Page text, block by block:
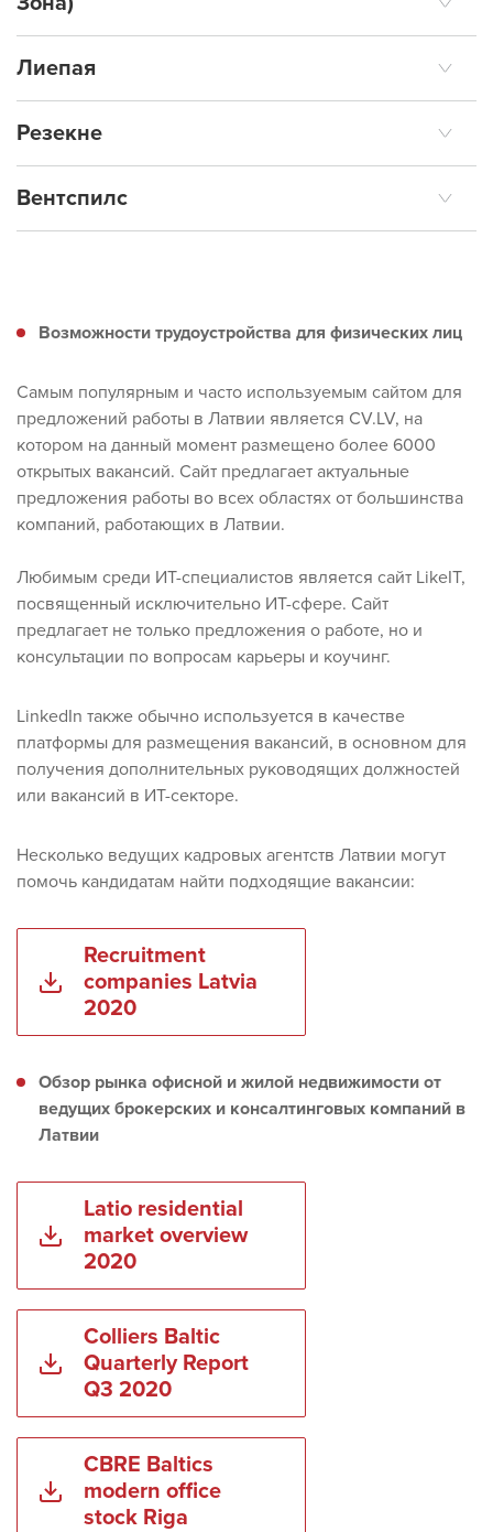
Latgale SEZ ENG
Лиепая
Резекне
Rēzekne City ENG
Rēzekne City RUS
Вентспилс
Возможности трудоустройства для физических лиц
Самым популярным и часто используемым сайтом для
предложений работы в Латвии является CV.LV, на
котором на данный момент размещено более 6000
открытых вакансий. Сайт предлагает актуальные
предложения работы во всех областях от большинства
компаний, работающих в Латвии.
Любимым среди ИТ-специалистов является сайт LikeIT,
посвященный исключительно ИТ-сфере. Сайт
предлагает не только предложения о работе, но и
консультации по вопросам карьеры и коучинг.
LinkedIn также обычно используется в качестве
платформы для размещения вакансий, в основном для
получения дополнительных руководящих должностей
или вакансий в ИТ-секторе.
Несколько ведущих кадровых агентств Латвии могут
помочь кандидатам найти подходящие вакансии:
Recruitment
companies Latvia
2020
Обзор рынка офисной и жилой недвижимости от
ведущих брокерских и консалтинговых компаний в
Латвии
Latio residential
market overview
2020
Colliers Baltic
Quarterly Report
Q3 2020
CBRE Baltics
modern office
stock Riga